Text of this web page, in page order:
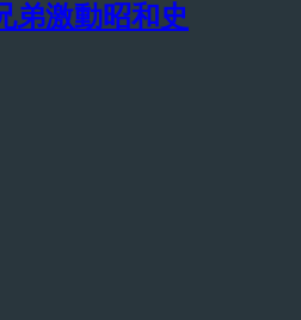
弟激動昭和史